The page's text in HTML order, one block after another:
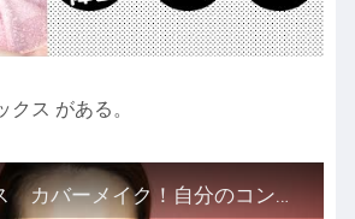
ス がある。
コンプレックス カバーメイク！自分のコンプレックスと向き合う！自信に満ちた自分であるために！